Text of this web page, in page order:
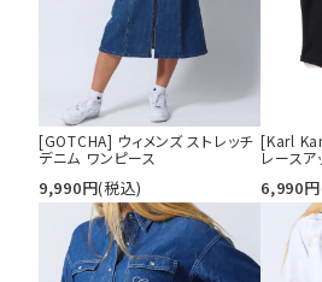
[GOTCHA] ウィメンズ ストレッチ
デニム ワンピース
9,990円(税込)
[Karl
レースア
6,990円